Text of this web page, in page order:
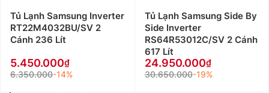
Tủ Lạnh Samsung Inverter
RT22M4032BU/SV 2
Cánh 236 Lít
5.450.000
6.350.000-14%
Tủ Lạnh Samsung Side By
Side Inverter
RS64R53012C/SV 2 Cánh
617 Lít
24.950.000
30.650.000-19%